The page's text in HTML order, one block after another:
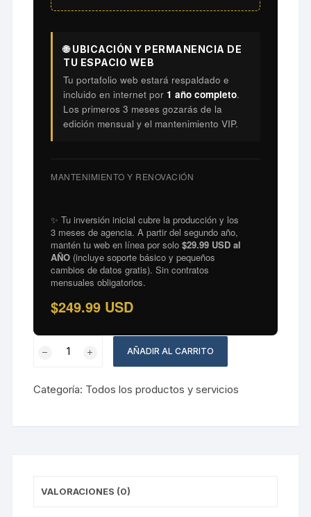
🌐 UBICACIÓN Y PERMANENCIA DE
TU ESPACIO WEB
Tu portafolio web estará respaldado e
incluido en internet por 1 año completo.
Los primeros 3 meses gozarás de la
edición mensual y el mantenimiento VIP.
MANTENIMIENTO Y RENOVACIÓN
✨ Tu inversión inicial cubre la producción y los
3 meses de agencia. A partir del segundo año,
mantén tu web en línea por solo$29.99 USD al
AÑO (incluye soporte básico y pequeños
cambios de datos gratis). Sin contratos
mensuales obligatorios.
$249.99 USD
CORONA
AÑADIR AL CARRITO
Categoría: Todos los productos y servicios
VALORACIONES (0)